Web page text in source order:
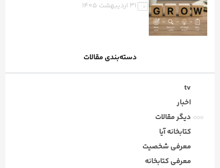
۳۱ اردیبهشت ۱۴۰۵
دسته‌بندی مقالات
tv
اخبار
دیگر مقالات
کتابخانه آیا
معرفی شخصیت
معرفی کتابخانه